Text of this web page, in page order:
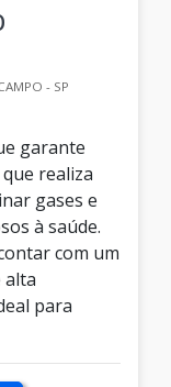
- SP
garante
realiza
gases e
à saúde.
com um
alta
para